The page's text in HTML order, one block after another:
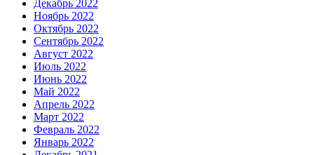
Декабрь 2022
Ноябрь 2022
Октябрь 2022
Сентябрь 2022
Август 2022
Июль 2022
Июнь 2022
Май 2022
Апрель 2022
Март 2022
Февраль 2022
Январь 2022